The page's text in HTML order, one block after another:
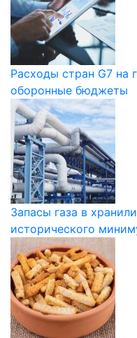
Расходы стран G7 на
оборонные бюджеты
Запасы газа в
исторического